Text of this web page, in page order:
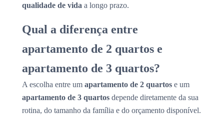
qualidade de vida a longo prazo.
Qual a diferença entre
apartamento de 2 quartos e
apartamento de 3 quartos?
A escolha entre um apartamento de 2 quartos e um
apartamento de 3 quartos depende diretamente da sua
rotina, do tamanho da família e do orçamento disponível.